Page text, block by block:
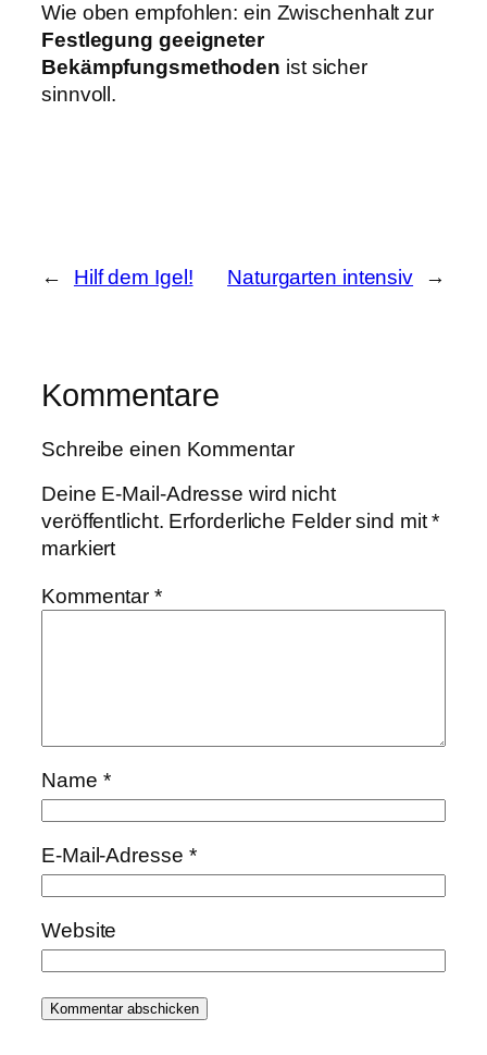
Wie oben empfohlen: ein Zwischenhalt zur
Festlegung geeigneter
Bekämpfungsmethoden ist sicher
sinnvoll.
← Hilf dem Igel! Naturgarten intensiv →
Kommentare
Schreibe einen Kommentar
Deine E-Mail-Adresse wird nicht
veröffentlicht. Erforderliche Felder sind mit*
markiert
Kommentar*
Name *
E-Mail-Adresse *
Website